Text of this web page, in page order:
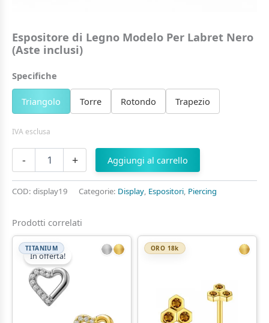
Espositore di Legno Modelo Per Labret Nero
(Aste inclusi)
Specifiche
Triangolo Torre Rotondo Trapezio
IVA esclusa
-
Espositore
Modelo
Nero
(Aste
inclusi)
quantità
+ Aggiungi al carrello
COD: display19 Categorie: Display, Espositori, Piercing
Prodotti correlati
In offerta!
TITANIUM ORO 18k